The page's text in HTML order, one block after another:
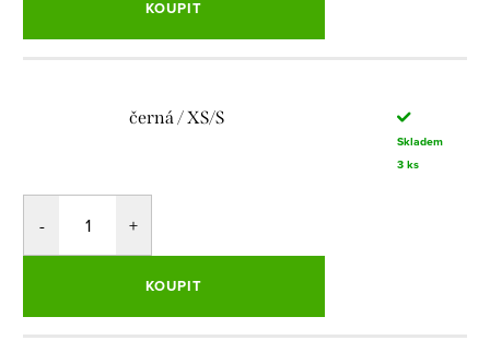
KOUPIT
černá / XS/S
Skladem
3 ks
KOUPIT